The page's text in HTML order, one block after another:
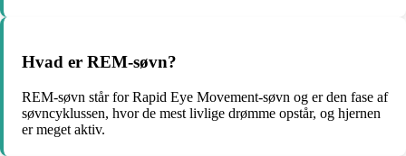
Hvad er REM-søvn?
REM-søvn står for Rapid Eye Movement-søvn og er den fase af
søvncyklussen, hvor de mest livlige drømme opstår, og hjernen
er meget aktiv.